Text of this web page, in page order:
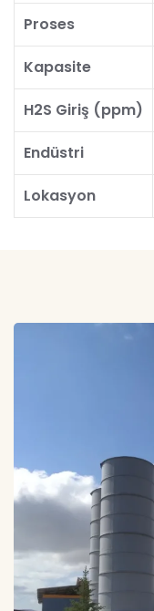
Proses
Kapasite
H2S Giriş (ppm)
Endüstri
Lokasyon